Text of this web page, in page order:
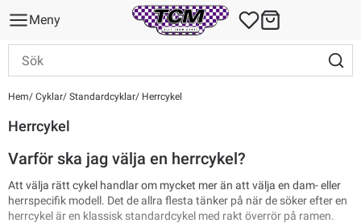
Meny
Hem Cyklar Standardcyklar Herrcykel
Herrcykel
Varför ska jag välja en herrcykel?
Att välja rätt cykel handlar om mycket mer än att välja en dam- eller
herrspecifik modell. Det de allra flesta tänker på när de söker efter en
herrcykel är en klassisk standardcykel med rakt överrör på ramen.